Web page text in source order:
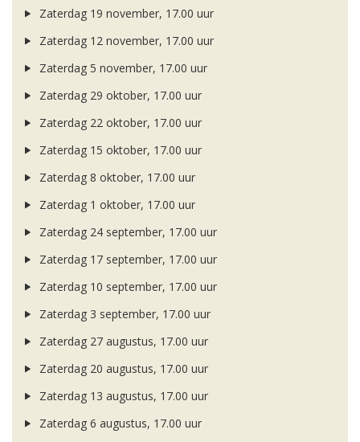
Zaterdag 19 november, 17.00 uur
Zaterdag 12 november, 17.00 uur
Zaterdag 5 november, 17.00 uur
Zaterdag 29 oktober, 17.00 uur
Zaterdag 22 oktober, 17.00 uur
Zaterdag 15 oktober, 17.00 uur
Zaterdag 8 oktober, 17.00 uur
Zaterdag 1 oktober, 17.00 uur
Zaterdag 24 september, 17.00 uur
Zaterdag 17 september, 17.00 uur
Zaterdag 10 september, 17.00 uur
Zaterdag 3 september, 17.00 uur
Zaterdag 27 augustus, 17.00 uur
Zaterdag 20 augustus, 17.00 uur
Zaterdag 13 augustus, 17.00 uur
Zaterdag 6 augustus, 17.00 uur